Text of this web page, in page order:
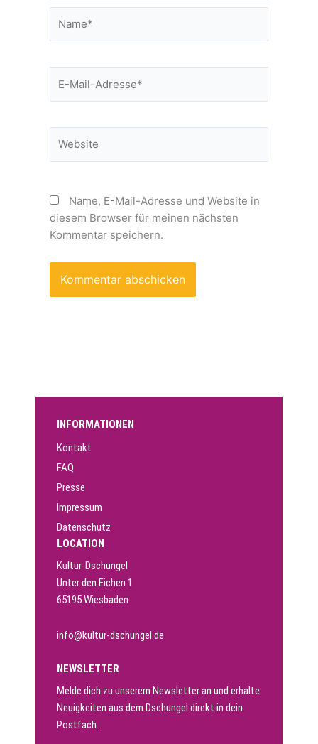
Mail-
Name, E-Mail-Adresse und Website in
diesem Browser für meinen nächsten
Kommentar speichern.
LOCATION
Kultur-Dschungel
Unter den Eichen 1
65195 Wiesbaden
info@kultur-dschungel.de
NEWSLETTER
Melde dich zu unserem Newsletter an und erhalte
Neuigkeiten aus dem Dschungel direkt in dein
Postfach.
INFORMATIONEN
Kontakt
FAQ
Presse
Impressum
Datenschutz